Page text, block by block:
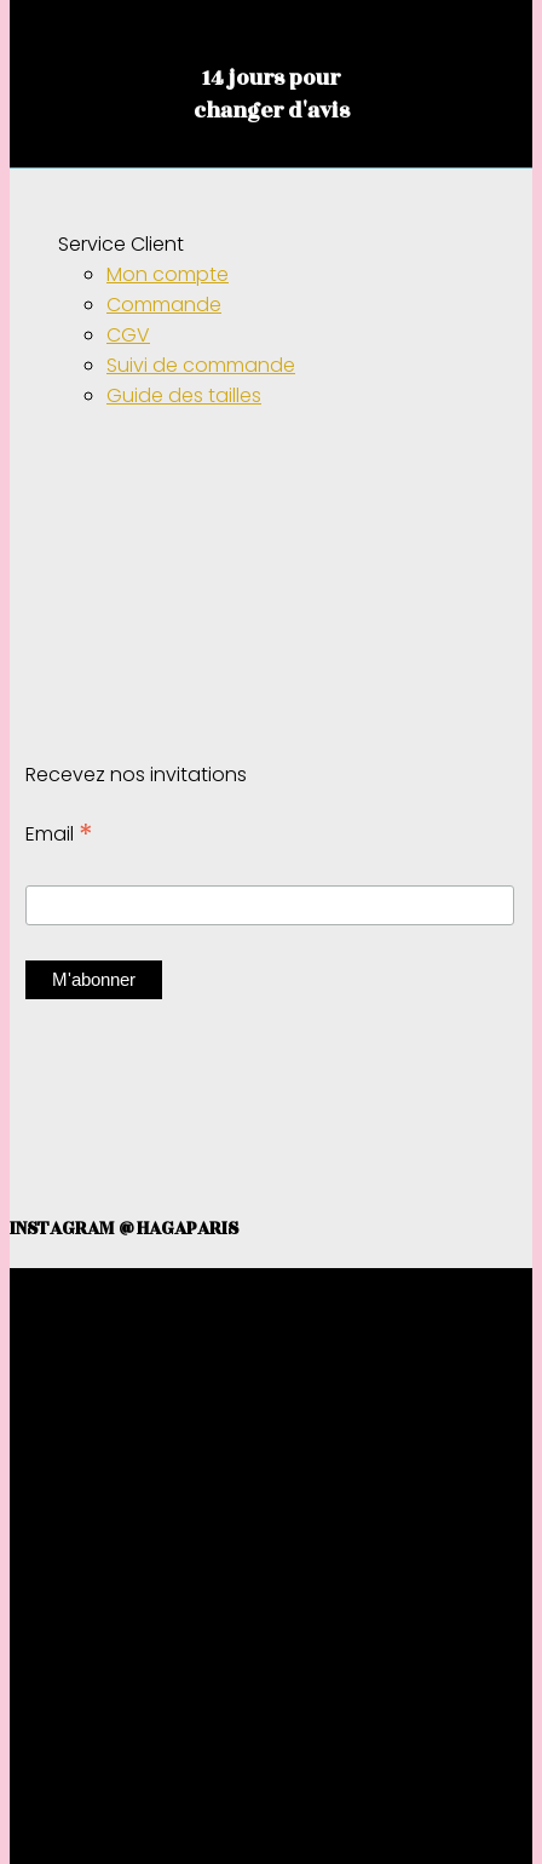
14 jours pour
changer d'avis
Service Client
Mon compte
Commande
CGV
Suivi de commande
Guide des tailles
Recevez nos invitations
Email *
INSTAGRAM @HAGAPARIS